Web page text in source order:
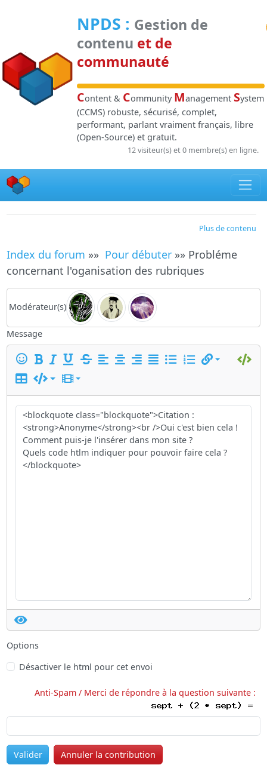
NPDS : Gestion de
contenu et de
communauté
Content & Community Management System
(CCMS) robuste, sécurisé, complet,
performant, parlant vraiment français, libre
(Open-Source) et gratuit.
12 visiteur(s) et 0 membre(s) en ligne.
Plus de contenu
Index du forum »» Pour débuter»» Probléme
concernant l'oganisation des rubriques
Modérateur(s)
Message
Options
Désactiver le html pour cet envoi
Anti-Spam / Merci de répondre à la question suivante :
Valider Annuler la contribution